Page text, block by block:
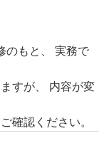
のもと、 実務で
すが、 内容が変
確認ください。